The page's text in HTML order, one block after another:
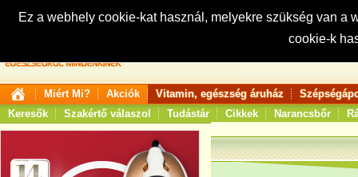
Ez a webhely cookie-kat használ, melyekre szükség van
cookie-k
Keresés:
Miért Mi? Akciók Vitamin, egészség áruház
Keresők
Szakértő válaszol Tudástár Cikkek Narancsbőr